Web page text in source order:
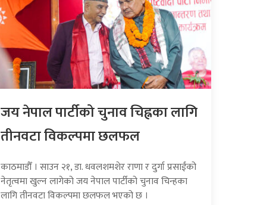
जय नेपाल पार्टीको चुनाव चिह्नका लागि
तीनवटा विकल्पमा छलफल
काठमाडौँ । साउन २१, डा. धवलशमशेर राणा र दुर्गा प्रसाईंको
नेतृत्वमा खुल्न लागेको जय नेपाल पार्टीको चुनाव चिन्हका
लागि तीनवटा विकल्पमा छलफल भएको छ ।